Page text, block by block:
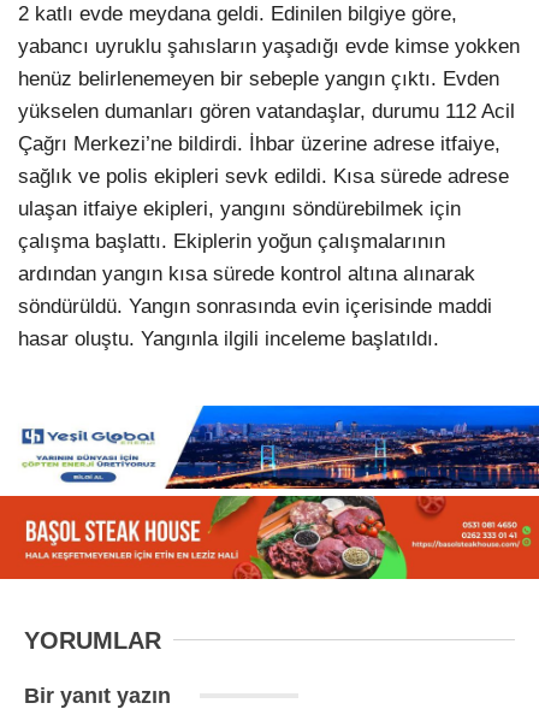
2 katlı evde meydana geldi. Edinilen bilgiye göre,
yabancı uyruklu şahısların yaşadığı evde kimse yokken
henüz belirlenemeyen bir sebeple yangın çıktı. Evden
yükselen dumanları gören vatandaşlar, durumu 112 Acil
Çağrı Merkezi’ne bildirdi. İhbar üzerine adrese itfaiye,
sağlık ve polis ekipleri sevk edildi. Kısa sürede adrese
ulaşan itfaiye ekipleri, yangını söndürebilmek için
çalışma başlattı. Ekiplerin yoğun çalışmalarının
ardından yangın kısa sürede kontrol altına alınarak
söndürüldü. Yangın sonrasında evin içerisinde maddi
hasar oluştu. Yangınla ilgili inceleme başlatıldı.
YORUMLAR
Bir yanıt yazın